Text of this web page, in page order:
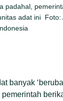
padahal,
adat ini Foto:
banyak